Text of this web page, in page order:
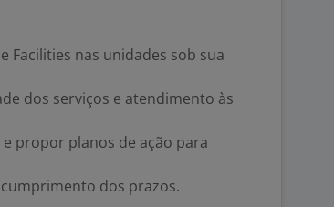
Facilities nas unidades sob sua
dos serviços e atendimento às
propor planos de ação para
dos prazos.